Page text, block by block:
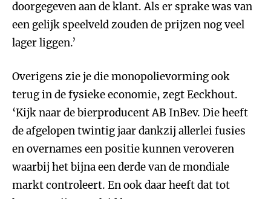
doorgegeven aan de klant. Als er sprake was van
een gelijk speelveld zouden de prijzen nog veel
lager liggen.’
Overigens zie je die monopolievorming ook
terug in de fysieke economie, zegt Eeckhout.
‘Kijk naar de bierproducent AB InBev. Die heeft
de afgelopen twintig jaar dankzij allerlei fusies
en overnames een positie kunnen veroveren
waarbij het bijna een derde van de mondiale
markt controleert. En ook daar heeft dat tot